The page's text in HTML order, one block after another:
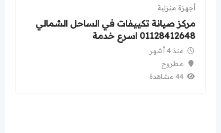
أجهزة منزلية
مركز صيانة تكييفات في الساحل الشمالي
01128412648 اسرع خدمة
منذ 4 أشهر
مطروح
44 مشاهدة